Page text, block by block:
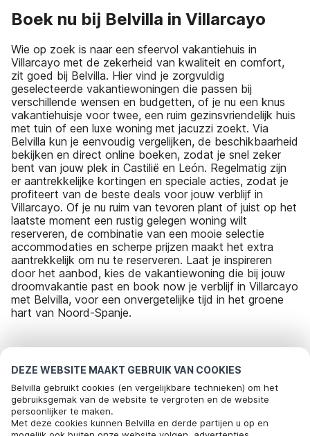
DEZE WEBSITE MAAKT GEBRUIK VAN COOKIES
Belvilla gebruikt cookies (en vergelijkbare technieken) om het
gebruiksgemak van de website te vergroten en de website
persoonlijker te maken.
Met deze cookies kunnen Belvilla en derde partijen u op en
Boek nu bij Belvilla in Villarcayo
Wie op zoek is naar een sfeervol vakantiehuis in
Villarcayo met de zekerheid van kwaliteit en comfort,
zit goed bij Belvilla. Hier vind je zorgvuldig
geselecteerde vakantiewoningen die passen bij
verschillende wensen en budgetten, of je nu een knus
vakantiehuisje voor twee, een ruim gezinsvriendelijk huis
met tuin of een luxe woning met jacuzzi zoekt. Via
Belvilla kun je eenvoudig vergelijken, de beschikbaarheid
bekijken en direct online boeken, zodat je snel zeker
bent van jouw plek in Castilië en León. Regelmatig zijn
er aantrekkelijke kortingen en speciale acties, zodat je
profiteert van de beste deals voor jouw verblijf in
Villarcayo. Of je nu ruim van tevoren plant of juist op het
laatste moment een rustig gelegen woning wilt
reserveren, de combinatie van een mooie selectie
accommodaties en scherpe prijzen maakt het extra
aantrekkelijk om nu te reserveren. Laat je inspireren
door het aanbod, kies de vakantiewoning die bij jouw
droomvakantie past en book now je verblijf in Villarcayo
met Belvilla, voor een onvergetelijke tijd in het groene
hart van Noord-Spanje.
Meest populaire bestemmingen voor
vakantie
Top steden met top voorzieningen voor vakantie
Bel om te boeken